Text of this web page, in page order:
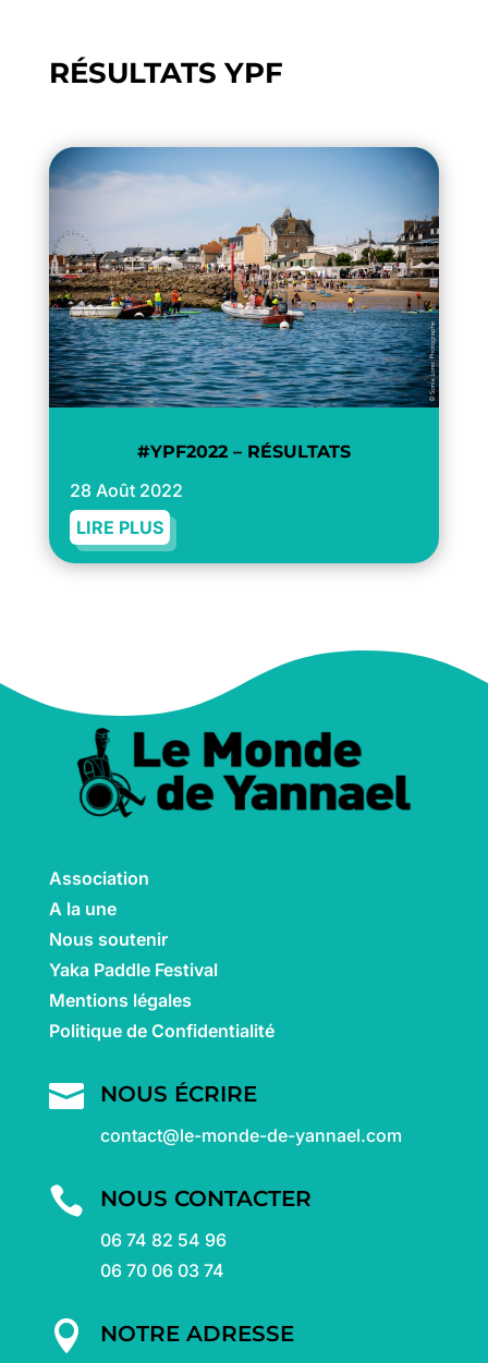
RÉSULTATS YPF
#YPF2022 – RÉSULTATS
28 Août 2022
LIRE PLUS
Association
A la une
Nous soutenir
Yaka Paddle Festival
Mentions légales
Politique de Confidentialité
 NOUS ÉCRIRE
contact@le-monde-de-yannael.com
 NOUS CONTACTER
06 74 82 54 96
06 70 06 03 74
 NOTRE ADRESSE